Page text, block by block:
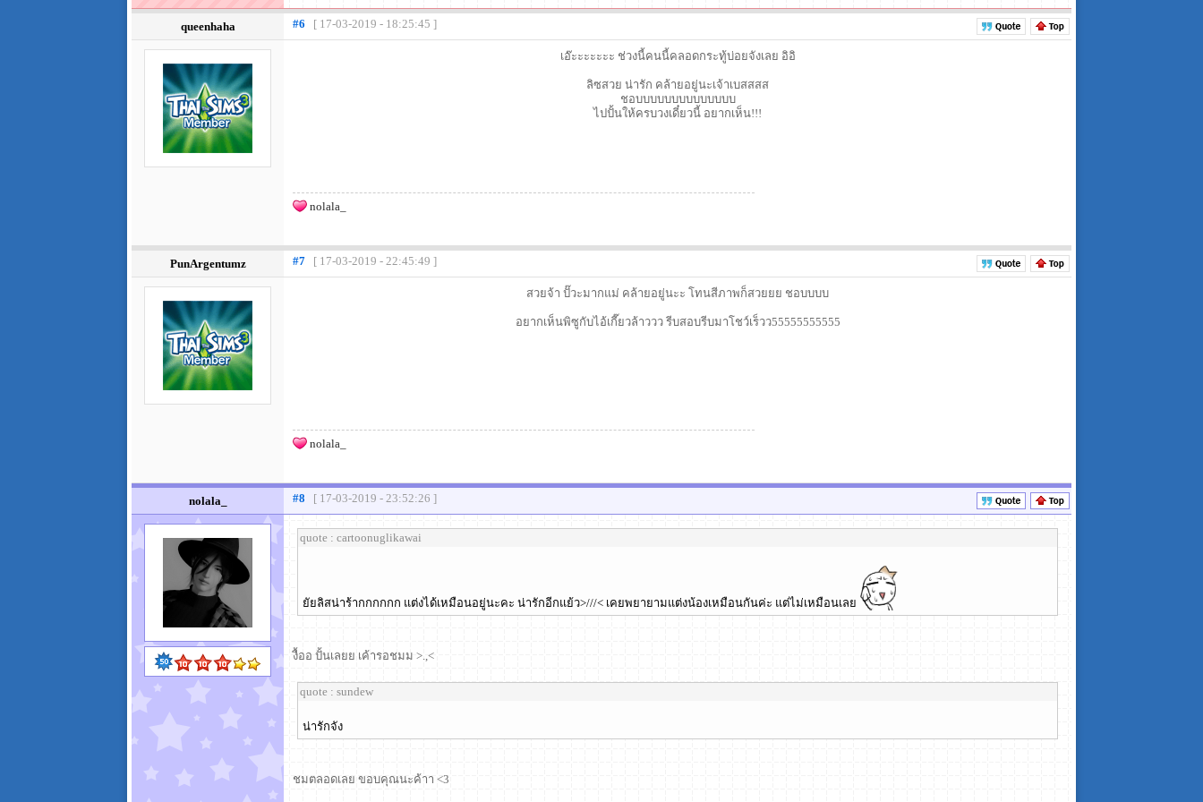
queenhaha #6 [ 17-03-2019 - 18:25:45 ]
เอ๊ะะะะะะะ ช่วงนี้คนนี้คลอดกระทู้บ่อยจังเลย อิอิ
ลิซสวย น่ารัก คล้ายอยู่นะเจ้าเบสสสส
ชอบบบบบบบบบบบบบบ
ไปปั้นให้ครบวงเดี๋ยวนี้ อยากเห็น!!!
nolala_
PunArgentumz #7 [ 17-03-2019 - 22:45:49 ]
สวยจ้า ปั๊วะมากแม่ คล้ายอยู่นะะ โทนสีภาพก็สวยยย ชอบบบบ
อยากเห็นพิซูกับไอ้เกี๊ยวล้าววว รีบสอบรีบมาโชว์เร็วว55555555555
nolala_
nolala_ #8 [ 17-03-2019 - 23:52:26 ]
quote : cartoonuglikawai
ยัยลิสน่าร้ากกกกกก แต่งได้เหมือนอยู่นะคะ น่ารักอีกแย้ว>///< เคยพยายามแต่งน้องเหมือนกันค่ะ แต่ไม่เหมือนเลย
งื้ออ ปั้นเลยย เค้ารอชมม >.,<
quote : sundew
น่ารักจัง
ชมตลอดเลย ขอบคุณนะค้าา <3